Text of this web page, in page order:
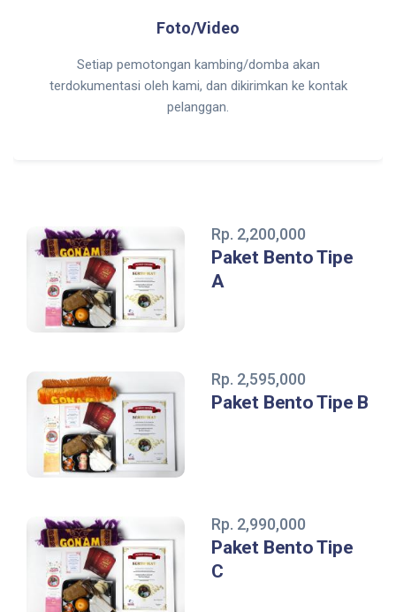
Foto/Video
Setiap pemotongan kambing/domba akan
terdokumentasi oleh kami, dan dikirimkan ke kontak
pelanggan.
Rp. 2,200,000
Paket Bento Tipe
A
Rp. 2,595,000
Paket Bento Tipe B
Rp. 2,990,000
Paket Bento Tipe
C